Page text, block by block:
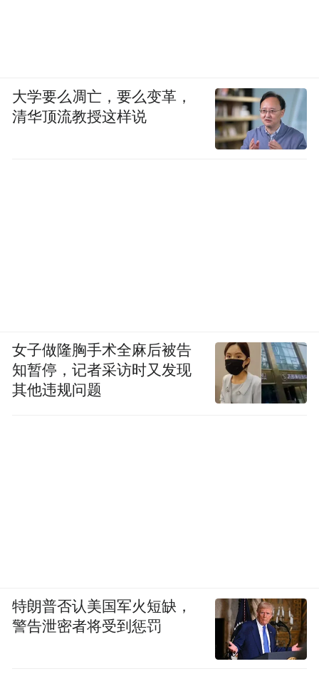
大学要么凋亡，要么变革，
清华顶流教授这样说
女子做隆胸手术全麻后被告
知暂停，记者采访时又发现
其他违规问题
特朗普否认美国军火短缺，
警告泄密者将受到惩罚